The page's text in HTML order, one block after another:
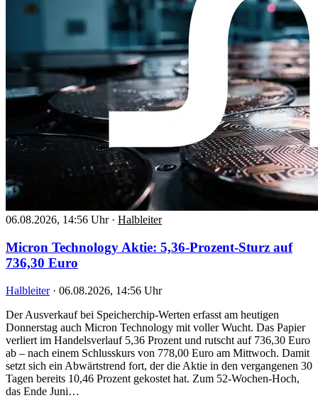
06.08.2026, 14:56 Uhr · Halbleiter
Micron Technology Aktie: 5,36-Prozent-Sturz auf
736,30 Euro
Halbleiter · 06.08.2026, 14:56 Uhr
Der Ausverkauf bei Speicherchip-Werten erfasst am heutigen
Donnerstag auch Micron Technology mit voller Wucht. Das Papier
verliert im Handelsverlauf 5,36 Prozent und rutscht auf 736,30 Euro
ab – nach einem Schlusskurs von 778,00 Euro am Mittwoch. Damit
setzt sich ein Abwärtstrend fort, der die Aktie in den vergangenen 30
Tagen bereits 10,46 Prozent gekostet hat. Zum 52-Wochen-Hoch,
das Ende Juni…